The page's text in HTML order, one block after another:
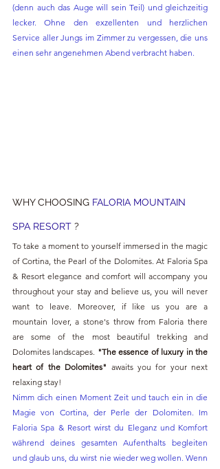
(denn auch das Auge will sein Teil) und gleichzeitig
lecker. Ohne den exzellenten und herzlichen
Service aller Jungs im Zimmer zu vergessen, die uns
einen sehr angenehmen Abend verbracht haben.
WHY CHOOSING FALORIA MOUNTAIN
SPA RESORT ?
To take a moment to yourself immersed in the magic
of Cortina, the Pearl of the Dolomites. At Faloria Spa
& Resort elegance and comfort will accompany you
throughout your stay and believe us, you will never
want to leave. Moreover, if like us you are a
mountain lover, a stone's throw from Faloria there
are some of the most beautiful trekking and
Dolomites landscapes. "The essence of luxury in the
heart of the Dolomites" awaits you for your next
relaxing stay!
Nimm dich einen Moment Zeit und tauch ein in die
Magie von Cortina, der Perle der Dolomiten. Im
Faloria Spa & Resort wirst du Eleganz und Komfort
während deines gesamten Aufenthalts begleiten
und glaub uns, du wirst nie wieder weg wollen. Wenn